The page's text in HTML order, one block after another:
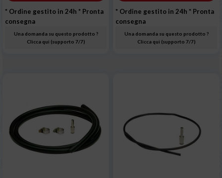
* Ordine gestito in 24h * Pronta
consegna
Una domanda su questo prodotto ?
Clicca qui (supporto 7/7)
* Ordine gestito in 24h * Pronta
consegna
Una domanda su questo prodotto ?
Clicca qui (supporto 7/7)